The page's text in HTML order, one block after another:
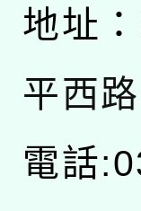
地址：
平西
電話